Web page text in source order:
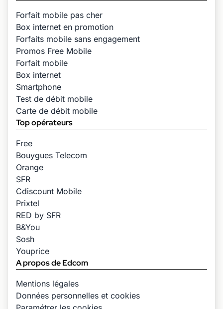
Forfait mobile pas cher
Box internet en promotion
Forfaits mobile sans engagement
Promos Free Mobile
Forfait mobile
Box internet
Smartphone
Test de débit mobile
Carte de débit mobile
Top opérateurs
Free
Bouygues Telecom
Orange
SFR
Cdiscount Mobile
Prixtel
RED by SFR
B&You
Sosh
Youprice
A propos de Edcom
Mentions légales
Données personnelles et cookies